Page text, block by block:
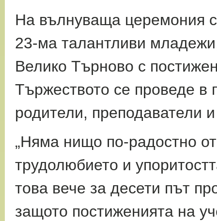
На вълнуваща церемония
23-ма талантливи
Велико Търново с
Тържеството се проведе в
родители, преподаватели
„Няма нищо по-радостно
трудолюбието и
това вече за десети път
защото постиженията на